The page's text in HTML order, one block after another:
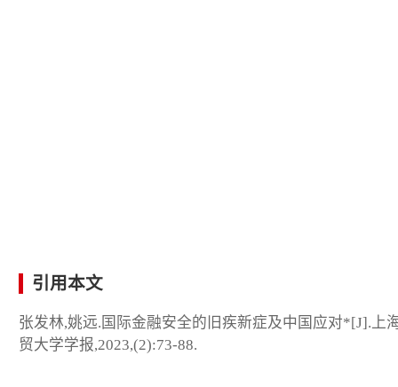
引用本文
张发林,姚远.国际金融安全的旧疾新症及中国应对*[J].上
贸大学学报,2023,(2):73-88.